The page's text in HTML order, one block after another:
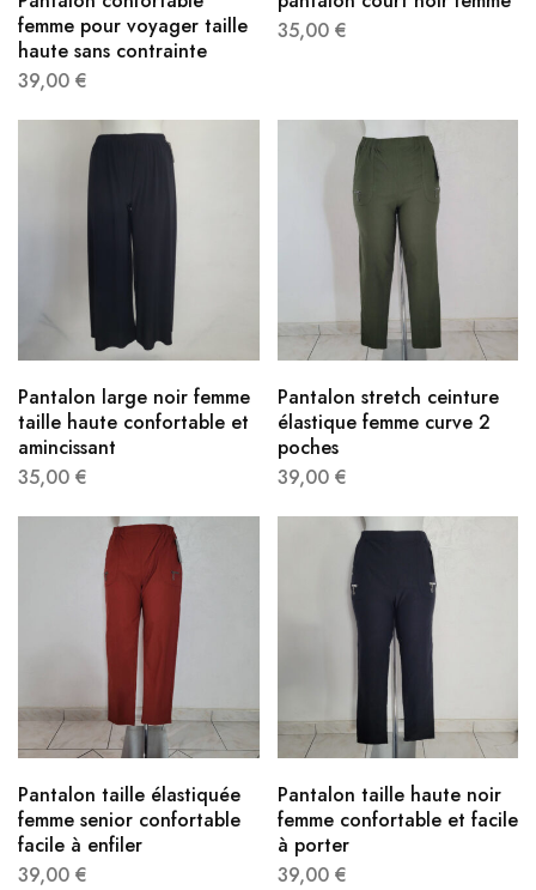
femme pour voyager taille
haute sans contrainte
39,00 €
35,00 €
Pantalon large noir femme
taille haute confortable et
amincissant
35,00 €
Pantalon stretch ceinture
élastique femme​ curve 2
poches
39,00 €
Pantalon taille élastiquée
femme senior confortable
facile à enfiler
39,00 €
Pantalon taille haute noir
femme confortable et facile
à porter
39,00 €